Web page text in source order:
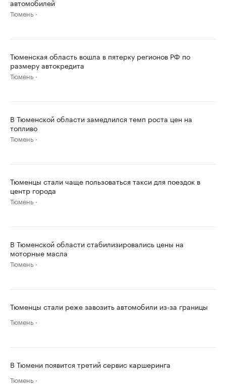
автомобилей
Тюмень
Тюменская область вошла в пятерку регионов РФ по
размеру автокредита
Тюмень
В Тюменской области замедлился темп роста цен на
топливо
Тюмень
Тюменцы стали чаще пользоваться такси для поездок в
центр города
Тюмень
В Тюменской области стабилизировались цены на
моторные масла
Тюмень
Тюменцы стали реже завозить автомобили из-за границы
Тюмень
В Тюмени появится третий сервис каршеринга
Тюмень